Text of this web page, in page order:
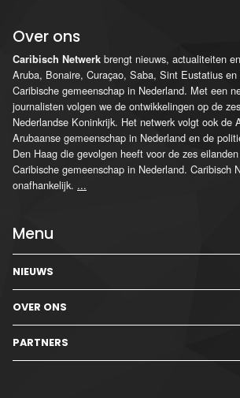
Over ons
Caribisch Netwerk brengt nieuws, actualiteiten
Aruba, Bonaire, Curaçao, Saba, Sint Eustatius
Caribische gemeenschap in Nederland. Met een
journalisten volgen we de ontwikkelingen op de
Nederlandse Koninkrijk. Het netwerk volgt ook de
Arubaanse gemeenschap in Nederland en de
Den Haag die gevolgen heeft voor de zes
Caribische gemeenschap in Nederland. Caribisch
onafhankelijk. ...
Menu
NIEUWS
OVER ONS
PARTNERS